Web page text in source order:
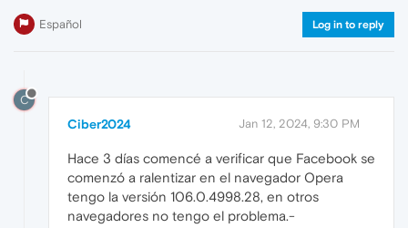
Español Log in to reply
C
Ciber2024 Jan 12, 2024, 9:30 PM
Hace 3 días comencé a verificar que Facebook se
comenzó a ralentizar en el navegador Opera
tengo la versión 106.0.4998.28, en otros
navegadores no tengo el problema.-